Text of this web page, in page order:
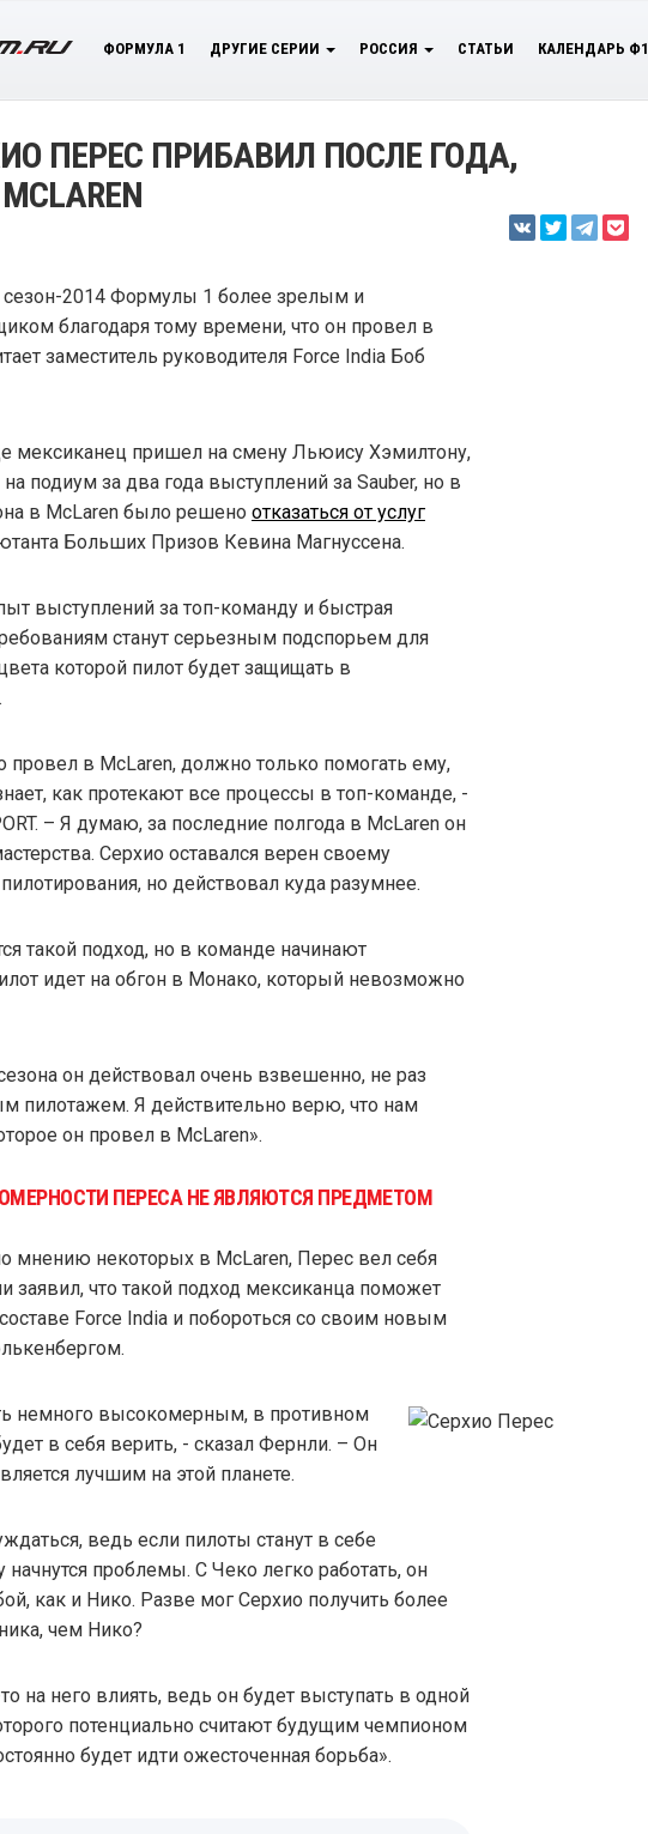
ФОРМУЛА 1 ДРУГИЕ СЕРИИ РОССИЯ СТАТЬИ КАЛЕНДАРЬ Ф1
ПЕРЕС ПРИБАВИЛ ПОСЛЕ ГОДА,
сезон-2014 Формулы 1 более зрелым и
благодаря тому времени, что он провел в
заместитель руководителя Force India Боб
мексиканец пришел на смену Льюису Хэмилтону,
подиум за два года выступлений за Sauber, но в
в McLaren было решено отказаться от услуг
Больших Призов Кевина Магнуссена.
выступлений за топ-команду и быстрая
станут серьезным подспорьем для
которой пилот будет защищать в
провел в McLaren, должно только помогать ему,
как протекают все процессы в топ-команде, -
– Я думаю, за последние полгода в McLaren он
Серхио оставался верен своему
но действовал куда разумнее.
такой подход, но в команде начинают
идет на обгон в Монако, который невозможно
он действовал очень взвешенно, не раз
пилотажем. Я действительно верю, что нам
он провел в McLaren».
ПЕРЕСА НЕ ЯВЛЯЮТСЯ ПРЕДМЕТОМ
мнению некоторых в McLaren, Перес вел себя
заявил, что такой подход мексиканца поможет
Force India и побороться со своим новым
немного высокомерным, в противном
в себя верить, - сказал Фернли. – Он
лучшим на этой планете.
ведь если пилоты станут в себе
начнутся проблемы. С Чеко легко работать, он
как и Нико. Разве мог Серхио получить более
чем Нико?
на него влиять, ведь он будет выступать в одной
потенциально считают будущим чемпионом
будет идти ожесточенная борьба».